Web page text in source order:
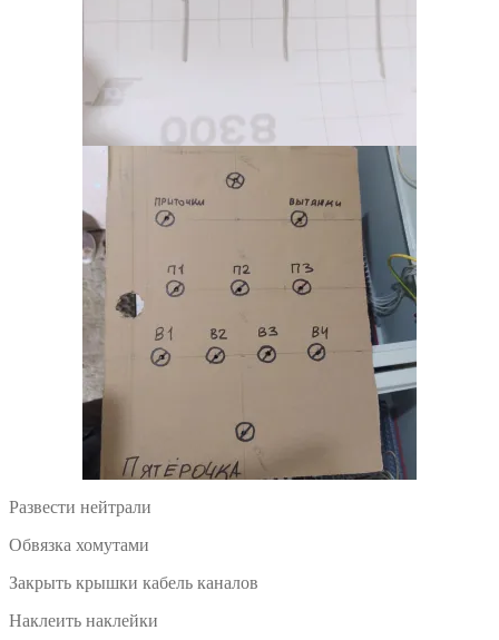
Развести нейтрали
Обвязка хомутами
Закрыть крышки кабель каналов
Наклеить наклейки